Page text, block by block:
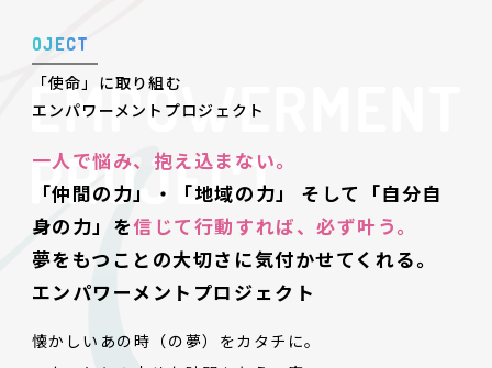
OJ ECT
「使命」に取り組む
エンパワーメントプロジェクト
一人で悩み、抱え込まない。
「仲間の力」・「地域の力」
そして「自分自
身の力」を信じて行動すれば、必ず叶う。
夢をもつことの大切さに気付かせてくれる。
エンパワーメントプロジェクト
懐かしいあの時（の夢）をカタチに。